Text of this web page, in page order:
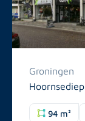
Groningen
Hoornsediep
94 m²